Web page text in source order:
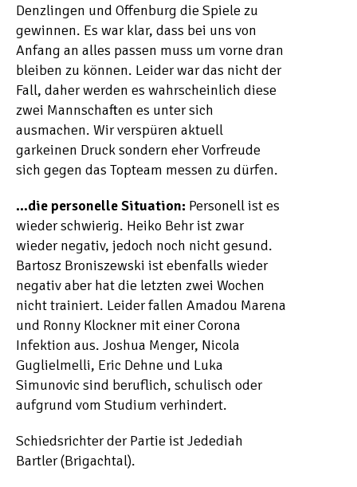
Denzlingen und Offenburg die Spiele zu
gewinnen. Es war klar, dass bei uns von
Anfang an alles passen muss um vorne dran
bleiben zu können. Leider war das nicht der
Fall, daher werden es wahrscheinlich diese
zwei Mannschaften es unter sich
ausmachen. Wir verspüren aktuell
garkeinen Druck sondern eher Vorfreude
sich gegen das Topteam messen zu dürfen.
…die personelle Situation: Personell ist es
wieder schwierig. Heiko Behr ist zwar
wieder negativ, jedoch noch nicht gesund.
Bartosz Broniszewski ist ebenfalls wieder
negativ aber hat die letzten zwei Wochen
nicht trainiert. Leider fallen Amadou Marena
und Ronny Klockner mit einer Corona
Infektion aus. Joshua Menger, Nicola
Guglielmelli, Eric Dehne und Luka
Simunovic sind beruflich, schulisch oder
aufgrund vom Studium verhindert.
Schiedsrichter der Partie ist Jedediah
Bartler (Brigachtal).